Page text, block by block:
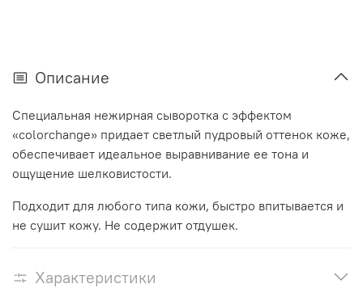
Описание
Специальная нежирная сыворотка с эффектом
«colorchange» придает светлый пудровый оттенок коже,
обеспечивает идеальное выравнивание ее тона и
ощущение шелковистости.
Подходит для любого типа кожи, быстро впитывается и
не сушит кожу. Не содержит отдушек.
Характеристики